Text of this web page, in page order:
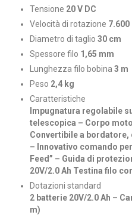
Tensione 20 V DC
Velocità di rotazione
Diametro di taglio 30 cm
Spessore filo 1,65 mm
Lunghezza filo bobina 3 m
Peso 2,4 kg
Caratteristiche
Impugnatura regolabile
telescopica – Corpo
Convertibile a
– Innovativo comando
Feed” – Guida di
20V/2.0 Ah Testina filo
Dotazioni standard
2 batterie 20V/2.0 Ah –
m)